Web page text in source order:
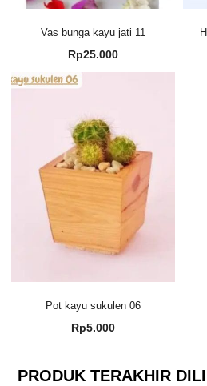
Vas bunga kayu jati 11
Rp25.000
Pot kayu sukulen 06
Rp5.000
PRODUK TERAKHIR